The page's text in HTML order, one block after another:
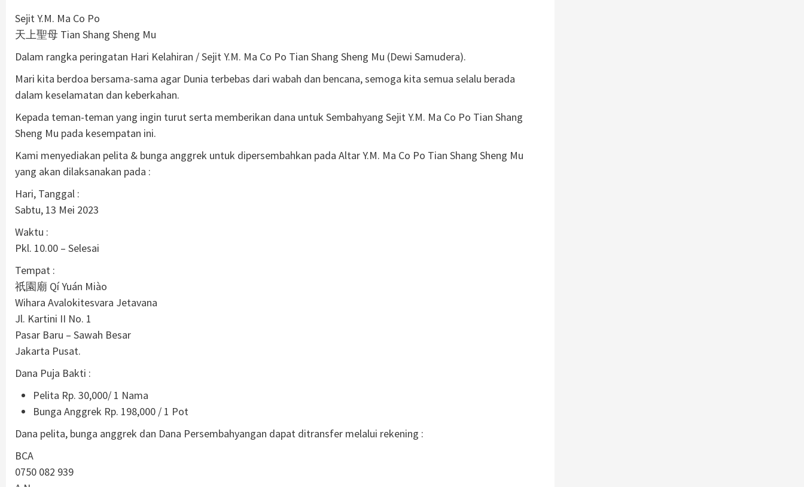
Sejit Y.M. Ma Co Po
天上聖母 Tian Shang Sheng Mu
Dalam rangka peringatan Hari Kelahiran / Sejit Y.M. Ma Co Po Tian Shang Sheng Mu (Dewi Samudera).
Mari kita berdoa bersama-sama agar Dunia terbebas dari wabah dan bencana, semoga kita semua selalu berada
dalam keselamatan dan keberkahan.
Kepada teman-teman yang ingin turut serta memberikan dana untuk Sembahyang Sejit Y.M. Ma Co Po Tian Shang
Sheng Mu pada kesempatan ini.
Kami menyediakan pelita & bunga anggrek untuk dipersembahkan pada Altar Y.M. Ma Co Po Tian Shang Sheng Mu
yang akan dilaksanakan pada :
Hari, Tanggal :
Sabtu, 13 Mei 2023
Waktu :
Pkl. 10.00 – Selesai
Tempat :
祇園廟 Qí Yuán Miào
Wihara Avalokitesvara Jetavana
Jl. Kartini II No. 1
Pasar Baru – Sawah Besar
Jakarta Pusat.
Dana Puja Bakti :
Pelita Rp. 30,000/ 1 Nama
Bunga Anggrek Rp. 198,000 / 1 Pot
Dana pelita, bunga anggrek dan Dana Persembahyangan dapat ditransfer melalui rekening :
BCA
0750 082 939